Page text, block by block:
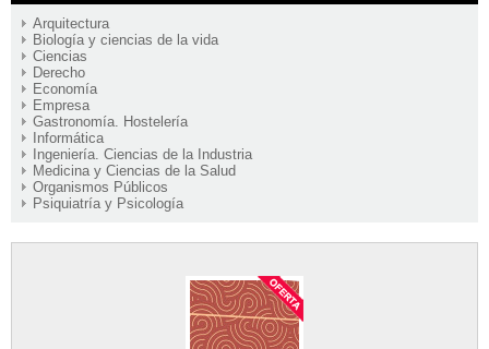
Arquitectura
Biología y ciencias de la vida
Ciencias
Derecho
Economía
Empresa
Gastronomía. Hostelería
Informática
Ingeniería. Ciencias de la Industria
Medicina y Ciencias de la Salud
Organismos Públicos
Psiquiatría y Psicología